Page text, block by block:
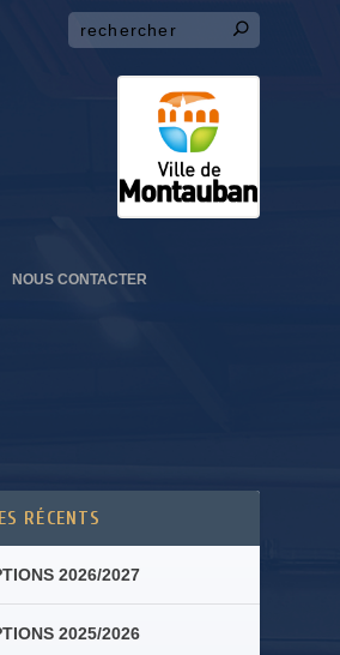
NOUS CONTACTER
RÉCENTS
2026/2027
2025/2026